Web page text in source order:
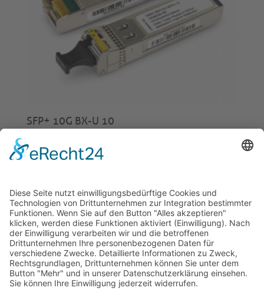
SFP+ 10G BX-U 10
€
© 2026 Tecowin GmbH |Impressum|Datenschutz
| Widerrufsrecht|AGB| Gewährleistung|RMA